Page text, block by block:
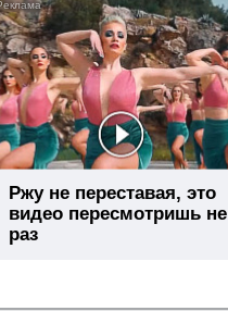
Ржу не переставая, это
видео пересмотришь не
раз